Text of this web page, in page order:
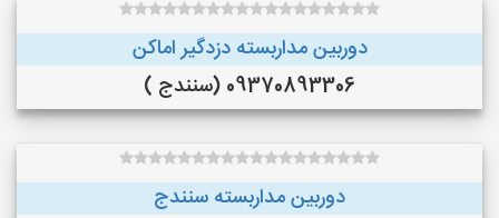
دوربین مداربسته دزدگیر اماکن
09370893306 (سنندج )
دوربین مداربسته سنندج